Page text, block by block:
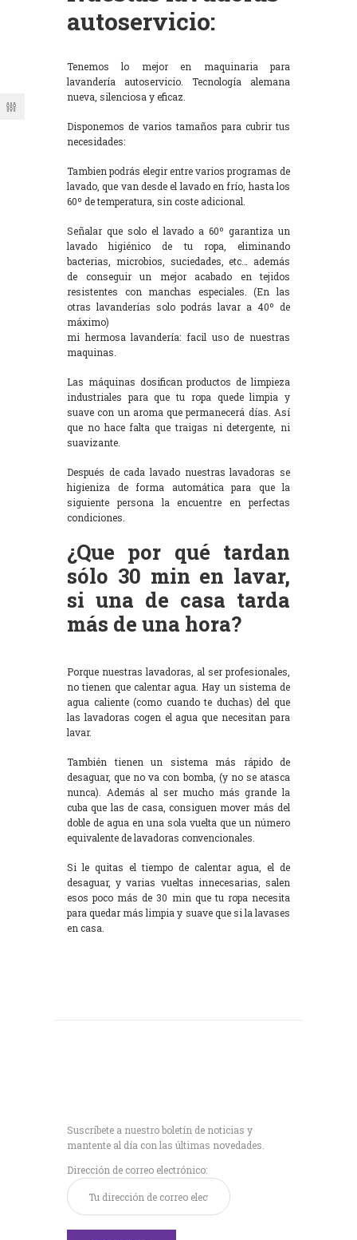
autoservicio:
Tenemos lo mejor en maquinaria para
lavandería autoservicio. Tecnología alemana
nueva, silenciosa y eficaz.
Disponemos de varios tamaños para cubrir tus
necesidades:
Tambien podrás elegir entre varios programas de
lavado, que van desde el lavado en frío, hasta los
60º de temperatura, sin coste adicional.
Señalar que solo el lavado a 60º garantiza un
lavado higiénico de tu ropa, eliminando
bacterias, microbios, suciedades, etc… además
de conseguir un mejor acabado en tejidos
resistentes con manchas especiales. (En las
otras lavanderías solo podrás lavar a 40º de
máximo)
mi hermosa lavandería: facil uso de nuestras
maquinas.
Las máquinas dosifican productos de limpieza
industriales para que tu ropa quede limpia y
suave con un aroma que permanecerá días. Así
que no hace falta que traigas ni detergente, ni
suavizante.
Después de cada lavado nuestras lavadoras se
higieniza de forma automática para que la
siguiente persona la encuentre en perfectas
condiciones.
¿Que por qué tardan
sólo 30 min en lavar,
si una de casa tarda
más de una hora?
Porque nuestras lavadoras, al ser profesionales,
no tienen que calentar agua. Hay un sistema de
agua caliente (como cuando te duchas) del que
las lavadoras cogen el agua que necesitan para
lavar.
También tienen un sistema más rápido de
desaguar, que no va con bomba, (y no se atasca
nunca). Además al ser mucho más grande la
cuba que las de casa, consiguen mover más del
doble de agua en una sola vuelta que un número
equivalente de lavadoras convencionales.
Si le quitas el tiempo de calentar agua, el de
desaguar, y varias vueltas innecesarias, salen
esos poco más de 30 min que tu ropa necesita
para quedar más limpia y suave que si la lavases
en casa.
Suscríbete a nuestro boletín de noticias y
mantente al día con las últimas novedades.
Dirección de correo electrónico: